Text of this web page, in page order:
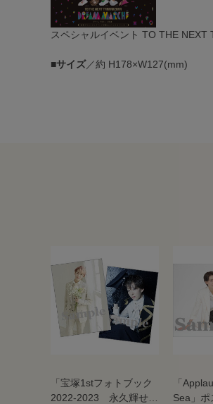
スペシャルイベント TO THE NEXT
■サイズ／約 H178×W127(mm)
「宝塚1stフォトブック
2022-2023 永久輝せ
「
Sea」ポ